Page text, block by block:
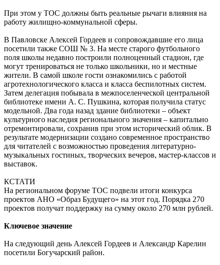
При этом у ТОС должны быть реальные рычаги влияния на
работу жилищно-коммунальной сферы.
В Павловске Алексей Гордеев и сопровождавшие его лица
посетили также СОШ № 3. На месте старого футбольного
поля школы недавно построили полноценный стадион, где
могут тренироваться не только школьники, но и местные
жители. В самой школе гости ознакомились с работой
агротехнологического класса и класса беспилотных систем.
Затем делегация побывала в межпоселенческой центральной
библиотеке имени А. С. Пушкина, которая получила статус
модельной. Два года назад здание библиотеки – объект
культурного наследия регионального значения – капитально
отремонтировали, сохранив при этом исторический облик. В
результате модернизации создано современное пространство
для читателей с возможностью проведения литературно-
музыкальных гостиных, творческих вечеров, мастер-классов и
выставок.
КСТАТИ
На региональном форуме ТОС подвели итоги конкурса
проектов АНО «Образ Будущего» на этот год. Порядка 270
проектов получат поддержку на сумму около 270 млн рублей.
Ключевое значение
На следующий день Алексей Гордеев и Александр Карелин
посетили Богучарский район.